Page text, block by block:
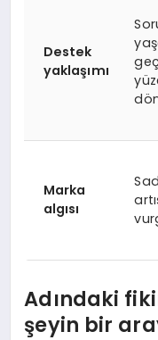
Destek
yaklaşımı
Marka
algısı
Adındaki
şeyin bir